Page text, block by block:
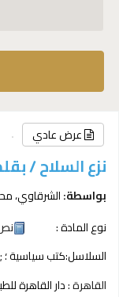
عرض عادي
نزع السلاح /
بواسطة:الشرقاوي،
نوع المادة :
السلاسل:كتب سياسية ؛; 7
القاهرة :دار القاهرة